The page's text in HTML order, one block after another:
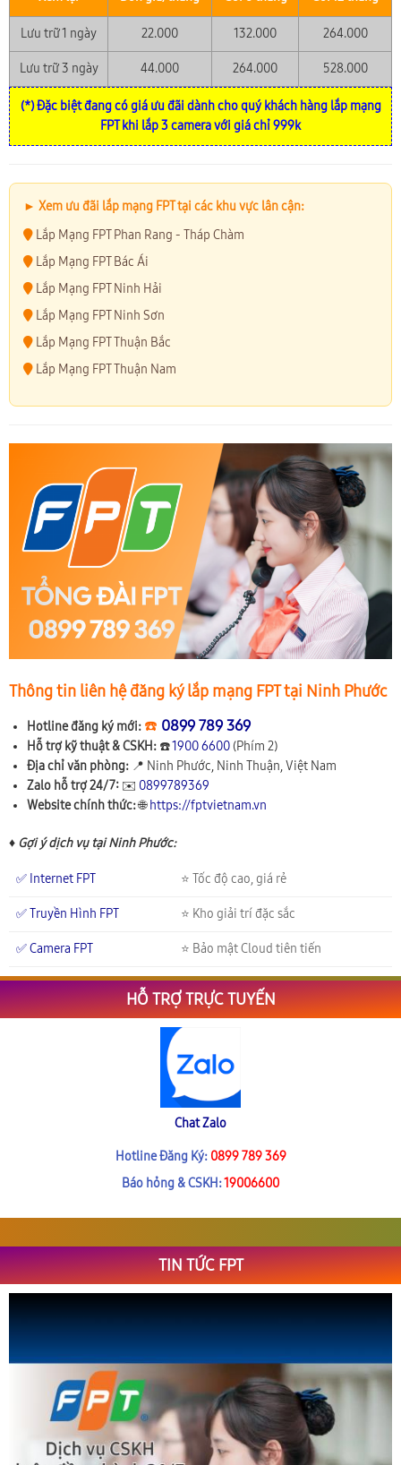
Lưu trữ 1 ngày 22.000 132.000 264.000
Lưu trữ 3 ngày 44.000 264.000 528.000
(*) Đặc biệt đang có giá ưu đãi dành cho quý khách hàng lắp mạng
FPT khi lắp 3 camera với giá chỉ 999k
► Xem ưu đãi lắp mạng FPT tại các khu vực lân cận:
Lắp Mạng FPT Phan Rang - Tháp Chàm
Lắp Mạng FPT Bác Ái
Lắp Mạng FPT Ninh Hải
Lắp Mạng FPT Ninh Sơn
Lắp Mạng FPT Thuận Bắc
Lắp Mạng FPT Thuận Nam
Thông tin liên hệ đăng ký lắp mạng FPT tại Ninh Phước
Hotline đăng ký mới: ☎️ 0899 789 369
Hỗ trợ kỹ thuật & CSKH: ☎️1900 6600 (Phím 2)
Địa chỉ văn phòng: 📍 Ninh Phước, Ninh Thuận, Việt Nam
Zalo hỗ trợ 24/7: ✉️ 0899789369
Website chính thức:🌐 https://fptvietnam.vn
♦ Gợi ý dịch vụ tại Ninh Phước:
✅ Internet FPT ⭐ Tốc độ cao, giá rẻ
✅ Truyền Hình FPT ⭐ Kho giải trí đặc sắc
✅ Camera FPT ⭐ Bảo mật Cloud tiên tiến
HỖ TRỢ TRỰC TUYẾN
Chat Zalo
Hotline Đăng Ký: 0899 789 369
Báo hỏng & CSKH:19006600
TIN TỨC FPT